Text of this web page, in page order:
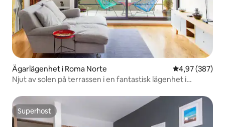
Ägarlägenhet i Roma Norte 4,97 av 5 i
4,97 (387)
Njut av solen på terrassen i en fantastisk lägenhet i
Superhost
Superhost